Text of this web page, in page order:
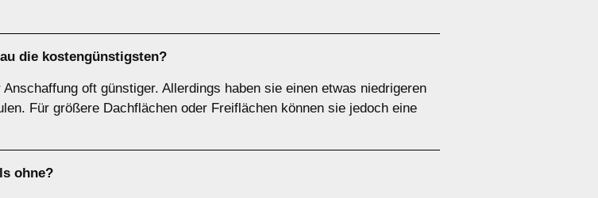
die kostengünstigsten?
oft günstiger. Allerdings haben sie einen etwas niedrigeren
Für größere Dachflächen oder Freiflächen können sie jedoch eine
ohne?